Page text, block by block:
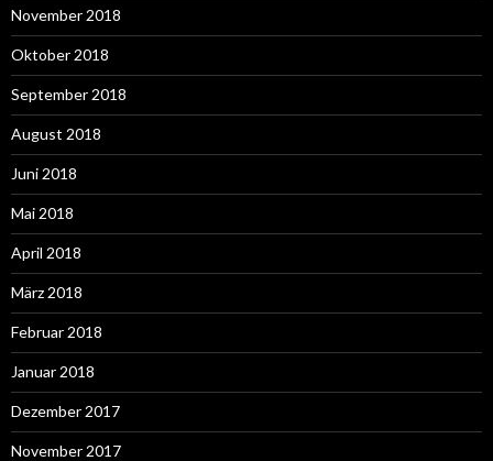
November 2018
Oktober 2018
September 2018
August 2018
Juni 2018
Mai 2018
April 2018
März 2018
Februar 2018
Januar 2018
Dezember 2017
November 2017